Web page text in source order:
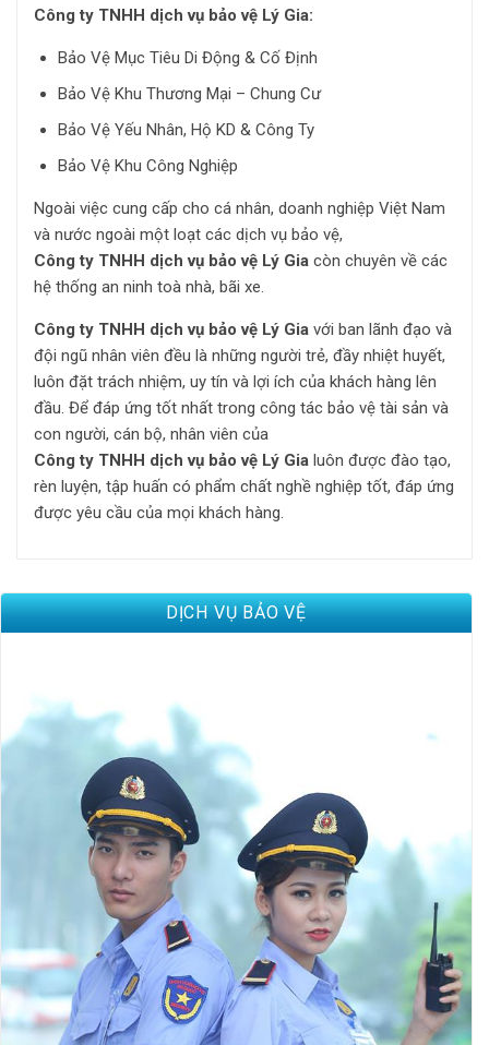
Công ty TNHH dịch vụ bảo vệ Lý Gia:
Bảo Vệ Mục Tiêu Di Động & Cố Định
Bảo Vệ Khu Thương Mại – Chung Cư
Bảo Vệ Yếu Nhân, Hộ KD & Công Ty
Bảo Vệ Khu Công Nghiệp
Ngoài việc cung cấp cho cá nhân, doanh nghiệp Việt Nam
và nước ngoài một loạt các dịch vụ bảo vệ,
Công ty TNHH dịch vụ bảo vệ Lý Gia còn chuyên về các
hệ thống an ninh toà nhà, bãi xe.
Công ty TNHH dịch vụ bảo vệ Lý Gia với ban lãnh đạo và
đội ngũ nhân viên đều là những người trẻ, đầy nhiệt huyết,
luôn đặt trách nhiệm, uy tín và lợi ích của khách hàng lên
đầu. Để đáp ứng tốt nhất trong công tác bảo vệ tài sản và
con người, cán bộ, nhân viên của
Công ty TNHH dịch vụ bảo vệ Lý Gia luôn được đào tạo,
rèn luyện, tập huấn có phẩm chất nghề nghiệp tốt, đáp ứng
được yêu cầu của mọi khách hàng.
DỊCH VỤ BẢO VỆ